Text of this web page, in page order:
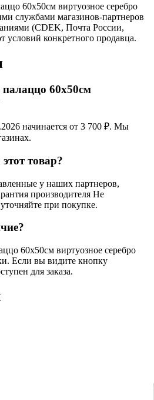
60х50см виртуозное серебро
службами магазинов-партнеров
(CDEK, Почта России,
условий конкретного продавца.
палаццо 60х50см
начинается от 3 700 ₽. Мы
товар?
у наших партнеров,
производителя Не
при покупке.
60х50см виртуозное серебро
Если вы видите кнопку
для заказа.